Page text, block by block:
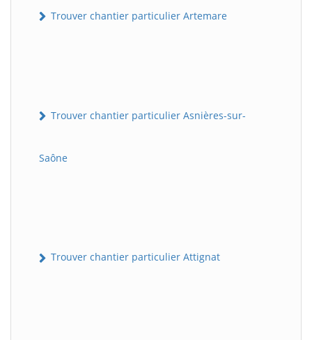
Trouver chantier particulier Artemare
Trouver chantier particulier Asnières-sur-
Saône
Trouver chantier particulier Attignat